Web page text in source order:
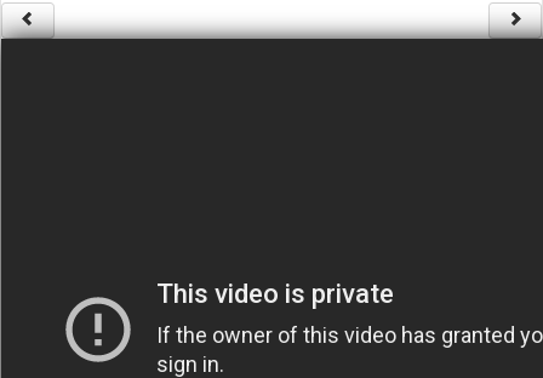
Säännöt ja ohjeet
TIETOPANKKI
TAPAHTUMAT
MP15 kuvia